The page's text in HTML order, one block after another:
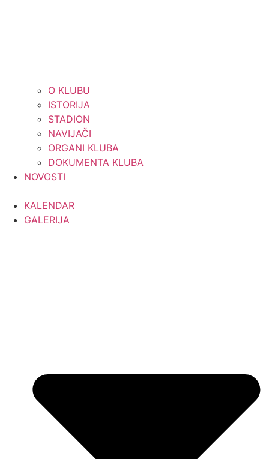
O KLUBU
ISTORIJA
STADION
NAVIJAČI
ORGANI KLUBA
DOKUMENTA KLUBA
NOVOSTI
KALENDAR
GALERIJA